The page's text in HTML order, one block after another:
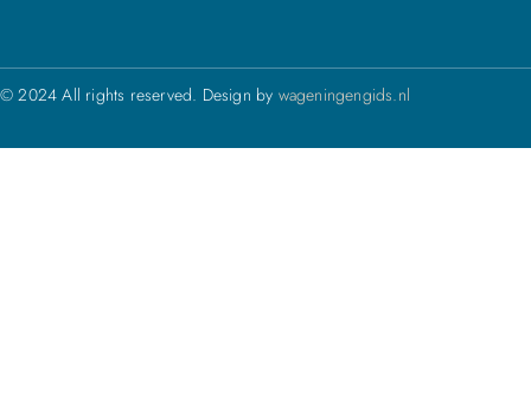
© 2024 All rights reserved. Design by wageningengids.nl